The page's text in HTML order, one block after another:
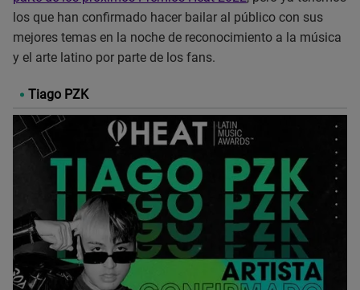
los que han confirmado hacer bailar al público con sus
mejores temas en la noche de reconocimiento a la música
y el arte latino por parte de los fans.
Tiago PZK